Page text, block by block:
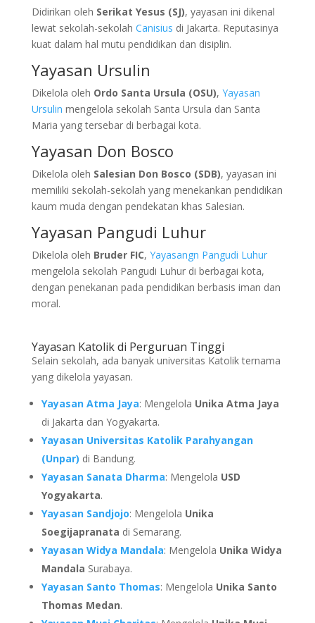
Didirikan oleh Serikat Yesus (SJ), yayasan ini dikenal
lewat sekolah-sekolah Canisius di Jakarta. Reputasinya
kuat dalam hal mutu pendidikan dan disiplin.
Yayasan Ursulin
Dikelola oleh Ordo Santa Ursula (OSU), Yayasan
Ursulin mengelola sekolah Santa Ursula dan Santa
Maria yang tersebar di berbagai kota.
Yayasan Don Bosco
Dikelola oleh Salesian Don Bosco (SDB), yayasan ini
memiliki sekolah-sekolah yang menekankan pendidikan
kaum muda dengan pendekatan khas Salesian.
Yayasan Pangudi Luhur
Dikelola oleh Bruder FIC, Yayasangn Pangudi Luhur
mengelola sekolah Pangudi Luhur di berbagai kota,
dengan penekanan pada pendidikan berbasis iman dan
moral.
Yayasan Katolik di Perguruan Tinggi
Selain sekolah, ada banyak universitas Katolik ternama
yang dikelola yayasan.
Yayasan Atma Jaya: Mengelola Unika Atma Jaya
di Jakarta dan Yogyakarta.
Yayasan Universitas Katolik Parahyangan
(Unpar) di Bandung.
Yayasan Sanata Dharma: Mengelola USD
Yogyakarta.
Yayasan Sandjojo: Mengelola Unika
Soegijapranata di Semarang.
Yayasan Widya Mandala: Mengelola Unika Widya
Mandala Surabaya.
Yayasan Santo Thomas: Mengelola Unika Santo
Thomas Medan.